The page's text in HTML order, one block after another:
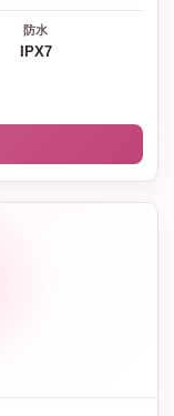
防水
IPX7